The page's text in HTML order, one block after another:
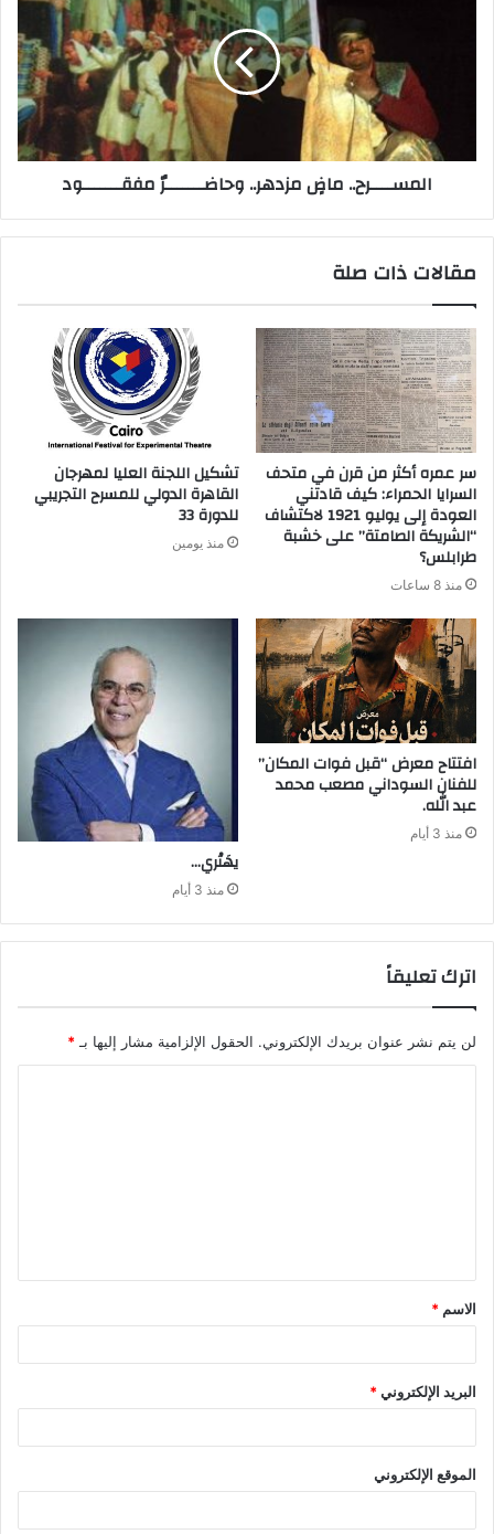
المســــرح.. ماضٍ مزدهر.. وحاضـــــــرٌ مفقـــــــود
مقالات ذات صلة
سر عمره أكثر من قرن في متحف
السرايا الحمراء: كيف قادتني
العودة إلى يوليو 1921 لاكتشاف
“الشريكة الصامتة” على خشبة
طرابلس؟
منذ 8 ساعات
تشكيل اللجنة العليا لمهرجان
القاهرة الدولي للمسرح التجريبي
للدورة 33
منذ يومين
افتتاح معرض “قبل فوات المكان”
للفنان السوداني مصعب محمد
عبد الله.
منذ 3 أيام
يهَتْري‭…‬
منذ 3 أيام
اترك تعليقاً
لن يتم نشر عنوان بريدك الإلكتروني. الحقول الإلزامية مشار إليها بـ *
ق
*
الاسم *
البريد الإلكتروني*
الموقع الإلكتروني